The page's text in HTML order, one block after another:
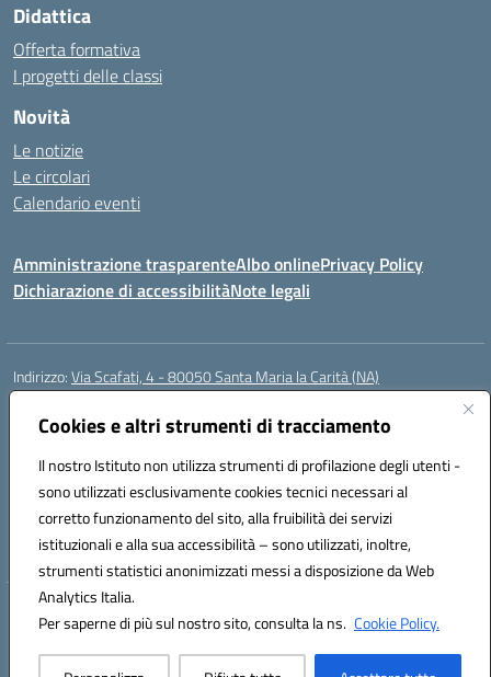
Cookies e altri strumenti di tracciamento
Il nostro Istituto non utilizza strumenti di profilazione degli utenti -
sono utilizzati esclusivamente cookies tecnici necessari al
corretto funzionamento del sito, alla fruibilità dei servizi
istituzionali e alla sua accessibilità – sono utilizzati, inoltre,
strumenti statistici anonimizzati messi a disposizione da Web
Analytics Italia.
Per saperne di più sul nostro sito, consulta la ns. Cookie Policy.
Didattica
Offerta formativa
I progetti delle classi
Novità
Le notizie
Le circolari
Calendario eventi
Amministrazione trasparenteAlbo onlinePrivacy Policy
Dichiarazione di accessibilitàNote legali
Indirizzo:Via Scafati, 4 - 80050 Santa Maria la Carità (NA)
Centralino:
Posta elettronica certificata (PEC):NAEE21900T@pec.istruzione.it
Codice fiscale: 90016250632
Codice meccanografico:NAEE21900T
Codice Indice delle Pubbliche Amministrazioni (IPA): istsc_naee21900t
Codice unico di fatturazione (CUF): UFZ0X6
Hosting & Powered by 3D Solution S.r.l.
Concept & Design by Designers Italia